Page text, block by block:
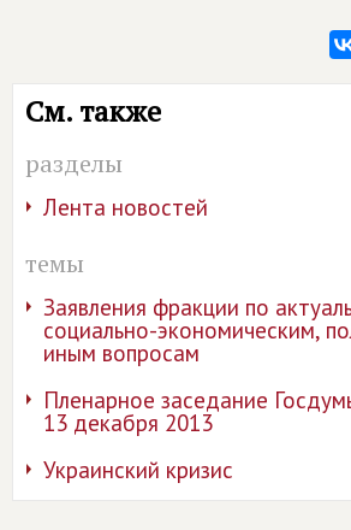
См. также
разделы
Лента новостей
темы
Заявления фракции по
социально-экономическим,
иным вопросам
Пленарное заседание
13 декабря 2013
Украинский кризис